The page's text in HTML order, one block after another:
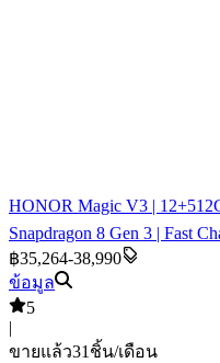
HONOR Magic V3 |
Snapdragon 8 Gen 3 | Fast
฿35,264-38,990
ข้อมูล
5
|
ขายแล้ว31 ชิ้น/เดือน